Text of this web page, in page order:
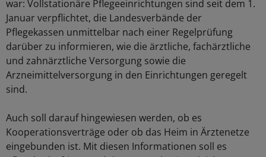
war: Vollstationäre Pflegeeinrichtungen sind seit dem 1.
Januar verpflichtet, die Landesverbände der
Pflegekassen unmittelbar nach einer Regelprüfung
darüber zu informieren, wie die ärztliche, fachärztliche
und zahnärztliche Versorgung sowie die
Arzneimittelversorgung in den Einrichtungen geregelt
sind.
Auch soll darauf hingewiesen werden, ob es
Kooperationsverträge oder ob das Heim in Ärztenetze
eingebunden ist. Mit diesen Informationen soll es